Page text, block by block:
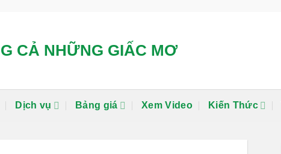
CẢ NHỮNG GIẤC MƠ
Dịch vụ Bảng giá Xem Video Kiến Thức